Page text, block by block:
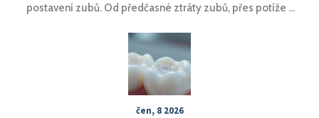
postavení zubů. Od předčasné ztráty zubů, přes potíže s
jak se těmto problémům vyhnout, a zdůrazňuje důležitost
prevence a včasné ortodontické léčby.
čen, 8 2026